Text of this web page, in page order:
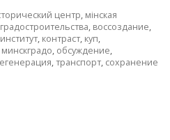
центр, мінская
, воссоздание,
институт, контраст, куп,
минскградо, обсуждение,
,транспорт, сохранение